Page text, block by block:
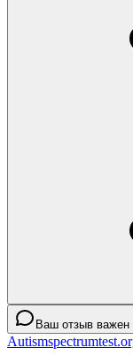
Ваш отзыв важен